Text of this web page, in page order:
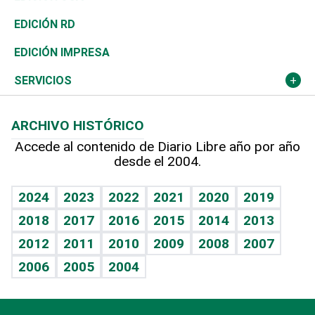
Ocenanía
Caribe
Resto del mundo
Telecom.
Global y variable
Economía personal
Sociales
Novedades
Podcast Arte Libre
Hablando con el pediatra
Vida y familia
Eñe
Celebrando la vida
Sin complejos
En pocas palabras
Tenis
Olimpismo
Más deportes
TBT Deportivo
El Espía
Noticiero Poteleche
Columnistas
Más firmas
Historia
Martes de tecnología
Cambio climático
Revista
Deportes
Opinión
Hecho en casa
Guía del dinero
EDICIÓN RD
EDICIÓN IMPRESA
SERVICIOS
Cumpleaños
Horóscopos
Crucigramas
ARCHIVO HISTÓRICO
Accede al contenido de Diario Libre año por año
desde el 2004.
2024 2023 2022 2021 2020
2019
2018
2017 2016 2015 2014
2013
2012
2011 2010 2009 2008
2007
2006
2005 2004